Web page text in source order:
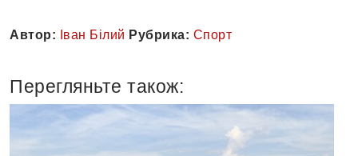
Автор: Іван Білий Рубрика: Спорт
Перегляньте також: